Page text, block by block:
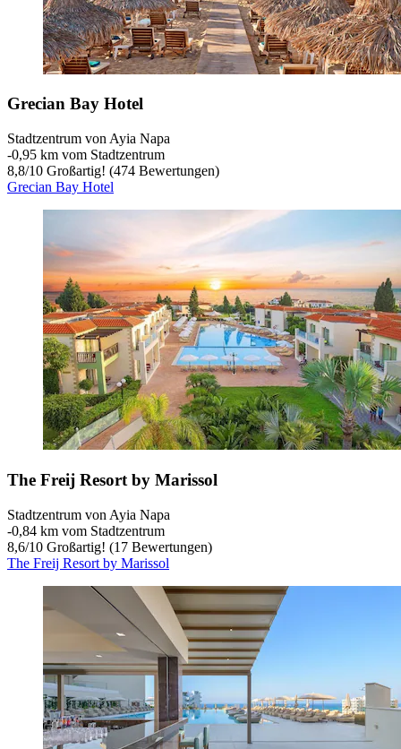
Grecian Bay Hotel
Stadtzentrum von Ayia Napa
‐0,95 km vom Stadtzentrum
8,8/10 Großartig! (474 Bewertungen)
Grecian Bay Hotel
The Freij Resort by Marissol
Stadtzentrum von Ayia Napa
‐0,84 km vom Stadtzentrum
8,6/10 Großartig! (17 Bewertungen)
The Freij Resort by Marissol